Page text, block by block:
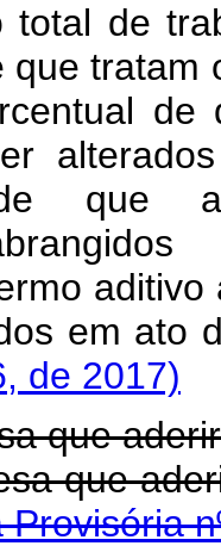
total de
que tratam
que
em ato
de 2017)
que
que